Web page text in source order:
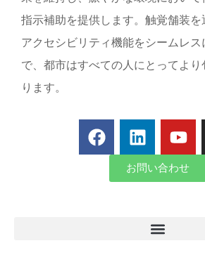
指示補助を提供します。触覚舗装
アクセシビリティ機能をシームレス
で、都市はすべての人にとってよ
ります。
お問い合わせ